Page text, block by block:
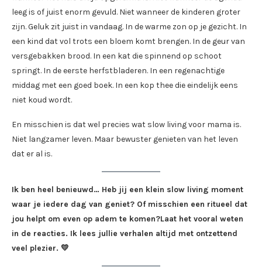
leeg is of juist enorm gevuld. Niet wanneer de kinderen groter
zijn. Geluk zit juist in vandaag. In de warme zon op je gezicht. In
een kind dat vol trots een bloem komt brengen. In de geur van
versgebakken brood. In een kat die spinnend op schoot
springt. In de eerste herfstbladeren. In een regenachtige
middag met een goed boek. In een kop thee die eindelijk eens
niet koud wordt.
En misschien is dat wel precies wat slow living voor mama is.
Niet langzamer leven. Maar bewuster genieten van het leven
dat er al is.
Ik ben heel benieuwd… Heb jij een klein slow living moment
waar je iedere dag van geniet? Of misschien een ritueel dat
jou helpt om even op adem te komen?Laat het vooral weten
in de reacties. Ik lees jullie verhalen altijd met ontzettend
veel plezier. 💛